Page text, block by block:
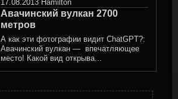
17.08.2013 Hamilton
Авачинский вулкан 2700
метров
А как эти фотографии видит ChatGPT?:
Авачинский вулкан — впечатляющее
место! Какой вид открыва...